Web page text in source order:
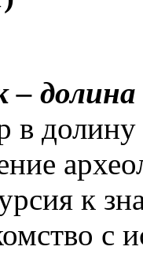
–
в
к
с